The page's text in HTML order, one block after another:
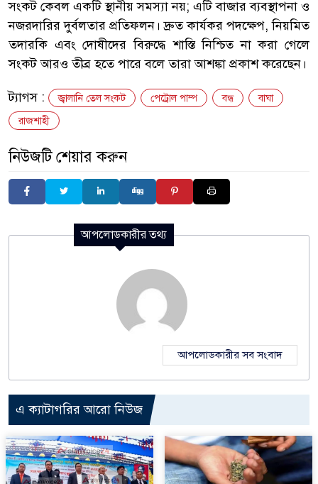
সংকট কেবল একটি স্থানীয় সমস্যা নয়; এটি বাজার ব্যবস্থাপনা ও
নজরদারির দুর্বলতার প্রতিফলন। দ্রুত কার্যকর পদক্ষেপ, নিয়মিত
তদারকি এবং দোষীদের বিরুদ্ধে শাস্তি নিশ্চিত না করা গেলে
সংকট আরও তীব্র হতে পারে বলে তারা আশঙ্কা প্রকাশ করেছেন।
ট্যাগস : জ্বালানি তেল সংকট পেট্রোল পাম্প বন্ধ
বাঘা
রাজশাহী
নিউজটি শেয়ার করুন
আপলোডকারীর তথ্য
আপলোডকারীর সব সংবাদ
এ ক্যাটাগরির আরো নিউজ